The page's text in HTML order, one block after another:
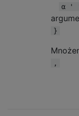
⍺ '
}
,